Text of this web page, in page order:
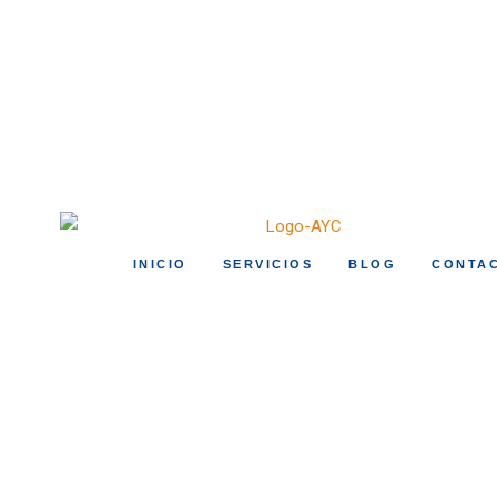
INICIO SERVICIOS BLOG